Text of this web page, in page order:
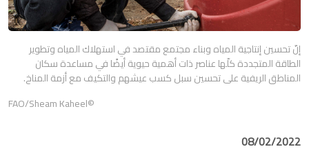
إنّ تحسين إنتاجية المياه وبناء مجتمع مقتصد في استهلاك المياه وتطوير
الطاقة المتجددة كلّها عناصر ذات أهمية حيوية أيضًا في مساعدة سكان
المناطق الريفية على تحسين سبل كسب عيشهم والتكيف مع أزمة المناخ.
©FAO/Sheam Kaheel
08/02/2022